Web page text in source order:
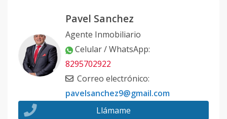
Pavel Sanchez
Agente Inmobiliario
Celular / WhatsApp:
8295702922
Correo electrónico:
pavelsanchez9@gmail.com
Llámame